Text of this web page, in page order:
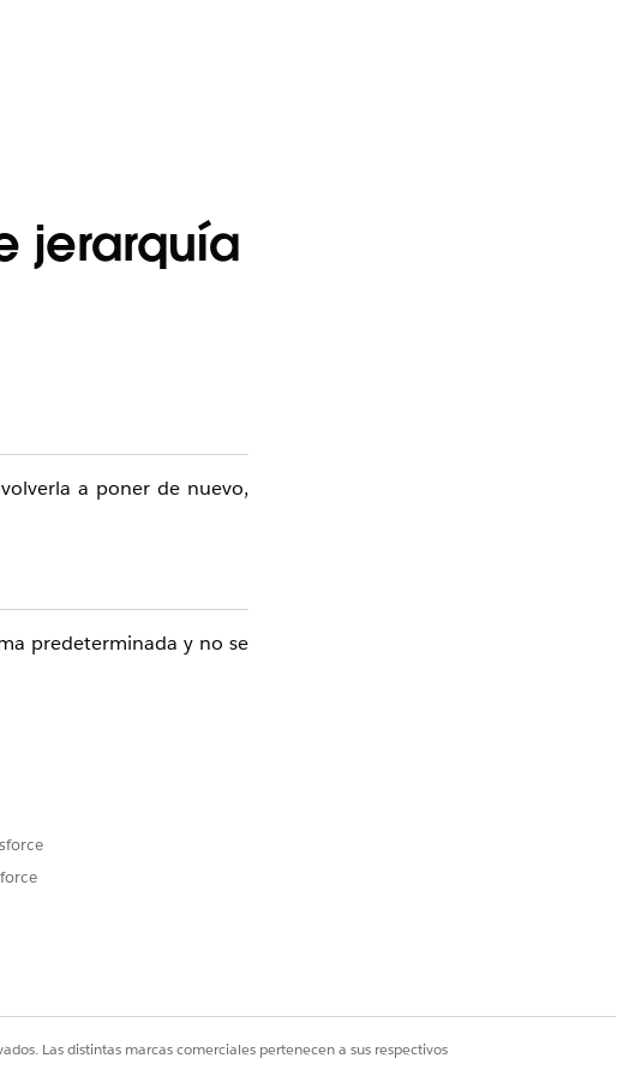
jerarquía
a poner de nuevo,
predeterminada y no se
es necesario abrir el
que la casilla de
la opción de
Las distintas marcas comerciales pertenecen a sus respectivos